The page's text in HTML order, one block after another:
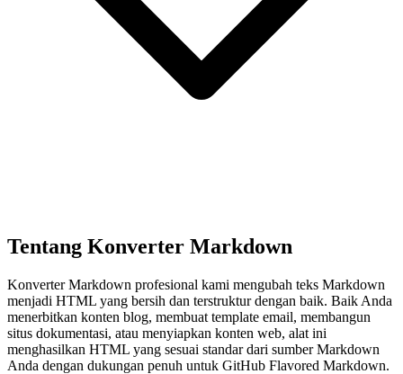
Tentang Konverter Markdown
Konverter Markdown profesional kami mengubah teks Markdown
menjadi HTML yang bersih dan terstruktur dengan baik. Baik Anda
menerbitkan konten blog, membuat template email, membangun
situs dokumentasi, atau menyiapkan konten web, alat ini
menghasilkan HTML yang sesuai standar dari sumber Markdown
Anda dengan dukungan penuh untuk GitHub Flavored Markdown.